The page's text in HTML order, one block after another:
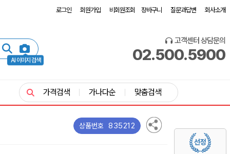
로그인 회원가입 비회원조회 장바구니 질문과답변 회사소개
AI 이미지 검색
고객센터 상담문의
02.500.5900
가격검색 가나다순 맞춤검색
상품번호 835212